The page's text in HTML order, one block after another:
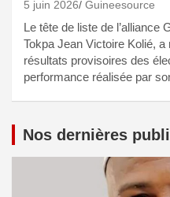
5 juin 2026 Guineesource
Le tête de liste de l’alliance
Tokpa Jean Victoire Kolié, a
résultats provisoires des
performance réalisée par
Nos dernières